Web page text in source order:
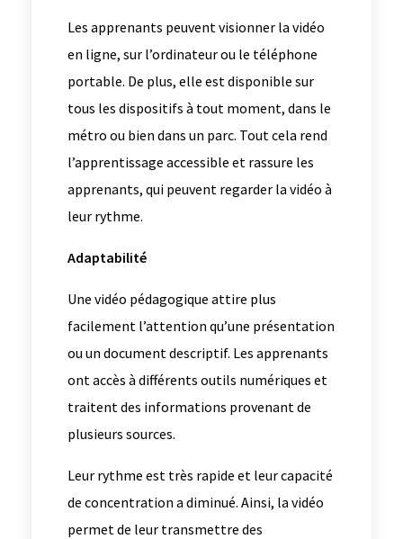
Les apprenants peuvent visionner la vidéo
en ligne, sur l’ordinateur ou le téléphone
portable. De plus, elle est disponible sur
tous les dispositifs à tout moment, dans le
métro ou bien dans un parc. Tout cela rend
l’apprentissage accessible et rassure les
apprenants, qui peuvent regarder la vidéo à
leur rythme.
Adaptabilité
Une vidéo pédagogique attire plus
facilement l’attention qu’une présentation
ou un document descriptif. Les apprenants
ont accès à différents outils numériques et
traitent des informations provenant de
plusieurs sources.
Leur rythme est très rapide et leur capacité
de concentration a diminué. Ainsi, la vidéo
permet de leur transmettre des